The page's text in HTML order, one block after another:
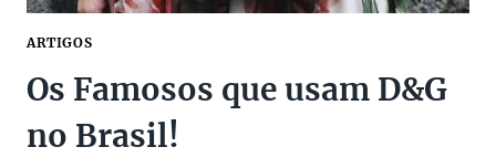
ARTIGOS
Os Famosos que usam D&G
no Brasil!